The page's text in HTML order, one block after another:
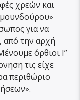
χρεών και
για να
από την αρχή
όρθιοι Ι”
τις είχε
περιθώριο